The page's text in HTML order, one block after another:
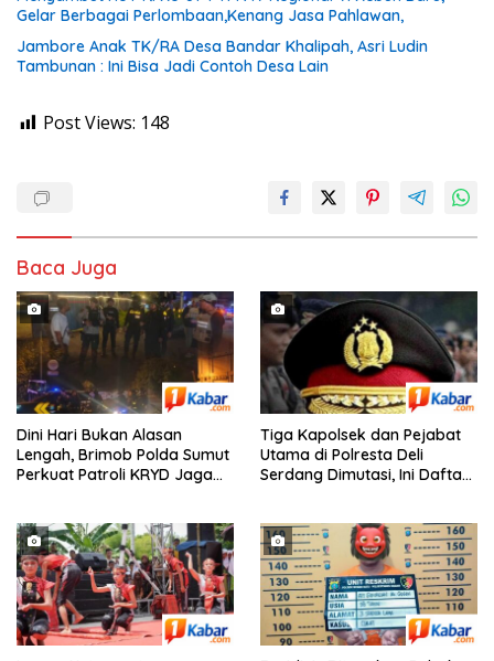
Gelar Berbagai Perlombaan,Kenang Jasa Pahlawan,
Jambore Anak TK/RA Desa Bandar Khalipah, Asri Ludin
Tambunan : Ini Bisa Jadi Contoh Desa Lain
Post Views: 148
Baca Juga
Dini Hari Bukan Alasan
Lengah, Brimob Polda Sumut
Perkuat Patroli KRYD Jaga
Tiga Kapolsek dan Pejabat
Utama di Polresta Deli
Serdang Dimutasi, Ini Daftar